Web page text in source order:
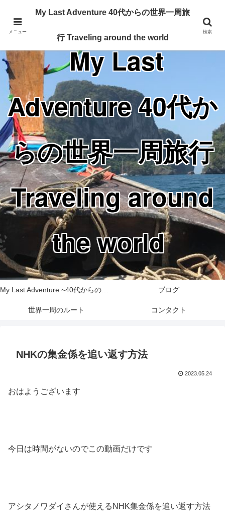
Traveling around the world from my 40's
My Last
Adventure 40代か
らの世界一周旅行
Traveling around
the world
My Last Adventure ~40代からの世界一周旅行記~ ブログ
世界一周のルート コンタクト
NHKの集金係を追い返す方法
2023.05.24
おはようございます
今日は時間がないのでこの動画だけです
アシタノワダイさんが使えるNHK集金係を追い返す方法
メニュー
My Last Adventure 40代からの世界一周旅
行 Traveling around the world
検索